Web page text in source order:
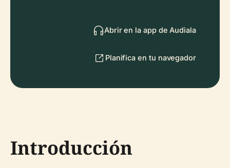
Abrir en la app de Audiala
Planifica en tu navegador
Introducción